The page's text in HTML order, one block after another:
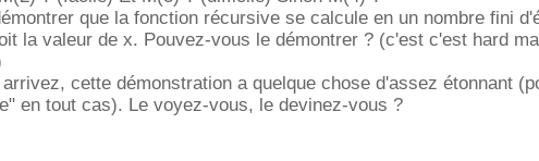
que la fonction récursive se calcule en un nombre fini
la valeur de x. Pouvez-vous le démontrer ? (c'est c'est hard
cette démonstration a quelque chose d'assez étonnant
en tout cas). Le voyez-vous, le devinez-vous ?